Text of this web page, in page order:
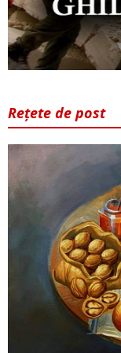
Rețete de post